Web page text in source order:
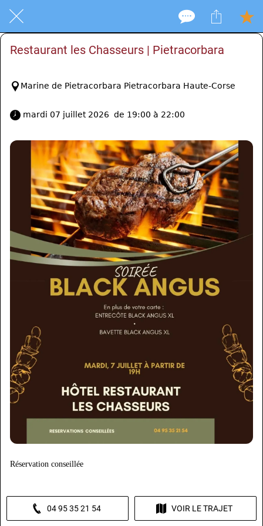
Restaurant les Chasseurs | Pietracorbara
Marine de Pietracorbara Pietracorbara Haute-Corse
mardi 07 juillet 2026  de 19:00 à 22:00
Réservation conseillée
04 95 35 21 54 VOIR LE TRAJET